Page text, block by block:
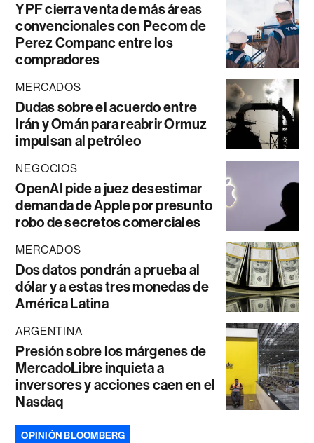
YPF cierra venta de más áreas
convencionales con Pecom de
Perez Companc entre los
compradores
MERCADOS
Dudas sobre el acuerdo entre
Irán y Omán para reabrir Ormuz
impulsan al petróleo
NEGOCIOS
OpenAI pide a juez desestimar
demanda de Apple por presunto
robo de secretos comerciales
MERCADOS
Dos datos pondrán a prueba al
dólar y a estas tres monedas de
América Latina
ARGENTINA
Presión sobre los márgenes de
MercadoLibre inquieta a
inversores y acciones caen en el
Nasdaq
OPINIÓN BLOOMBERG